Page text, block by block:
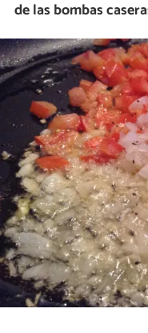
de las bombas